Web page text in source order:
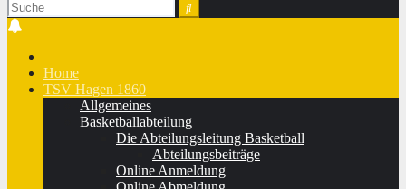
Home
TSV Hagen 1860
Allgemeines
Basketballabteilung
Die Abteilungsleitung Basketball
Abteilungsbeiträge
Online Anmeldung